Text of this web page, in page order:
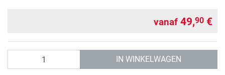
vanaf 49,90 €
IN WINKELWAGEN